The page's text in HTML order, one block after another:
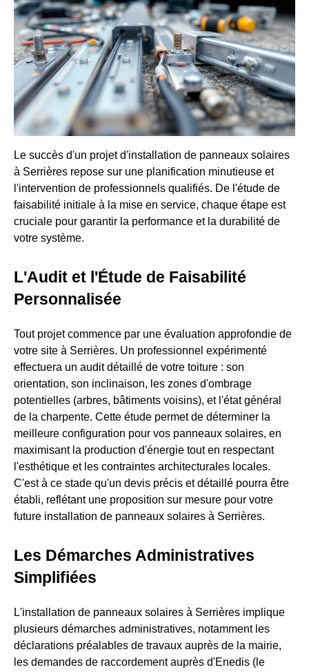
Le succès d'un projet d'installation de panneaux solaires
à Serrières repose sur une planification minutieuse et
l'intervention de professionnels qualifiés. De l'étude de
faisabilité initiale à la mise en service, chaque étape est
cruciale pour garantir la performance et la durabilité de
votre système.
L'Audit et l'Étude de Faisabilité
Personnalisée
Tout projet commence par une évaluation approfondie de
votre site à Serrières. Un professionnel expérimenté
effectuera un audit détaillé de votre toiture : son
orientation, son inclinaison, les zones d'ombrage
potentielles (arbres, bâtiments voisins), et l'état général
de la charpente. Cette étude permet de déterminer la
meilleure configuration pour vos panneaux solaires, en
maximisant la production d'énergie tout en respectant
l'esthétique et les contraintes architecturales locales.
C'est à ce stade qu'un devis précis et détaillé pourra être
établi, reflétant une proposition sur mesure pour votre
future installation de panneaux solaires à Serrières.
Les Démarches Administratives
Simplifiées
L'installation de panneaux solaires à Serrières implique
plusieurs démarches administratives, notamment les
déclarations préalables de travaux auprès de la mairie,
les demandes de raccordement auprès d'Enedis (le